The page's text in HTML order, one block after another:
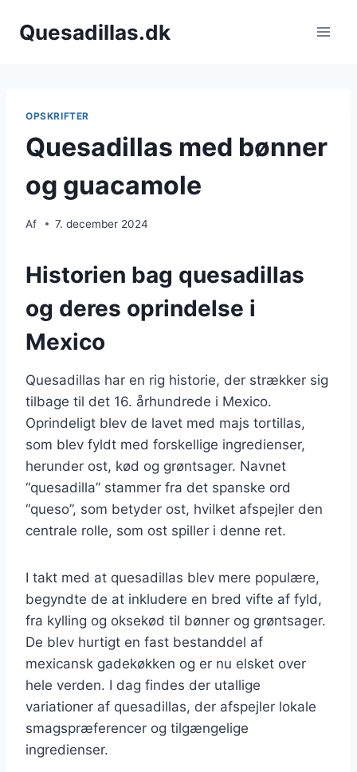
Quesadillas.dk
OPSKRIFTER
Quesadillas med bønner
og guacamole
Af 7. december 2024
Historien bag quesadillas
og deres oprindelse i
Mexico
Quesadillas har en rig historie, der strækker sig
tilbage til det 16. århundrede i Mexico.
Oprindeligt blev de lavet med majs tortillas,
som blev fyldt med forskellige ingredienser,
herunder ost, kød og grøntsager. Navnet
“quesadilla” stammer fra det spanske ord
“queso”, som betyder ost, hvilket afspejler den
centrale rolle, som ost spiller i denne ret.
I takt med at quesadillas blev mere populære,
begyndte de at inkludere en bred vifte af fyld,
fra kylling og oksekød til bønner og grøntsager.
De blev hurtigt en fast bestanddel af
mexicansk gadekøkken og er nu elsket over
hele verden. I dag findes der utallige
variationer af quesadillas, der afspejler lokale
smagspræferencer og tilgængelige
ingredienser.